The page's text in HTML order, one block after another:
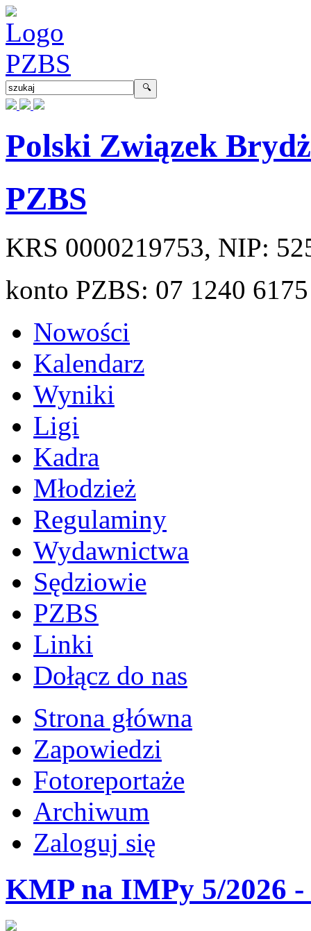
Polski Związek
PZBS
KRS 0000219753, NIP:
konto PZBS: 07 1240
Nowości
Kalendarz
Wyniki
Ligi
Kadra
Młodzież
Regulaminy
Wydawnictwa
Sędziowie
PZBS
Linki
Dołącz do nas
Strona główna
Zapowiedzi
Fotoreportaże
Archiwum
Zaloguj się
KMP na IMPy 5/2026